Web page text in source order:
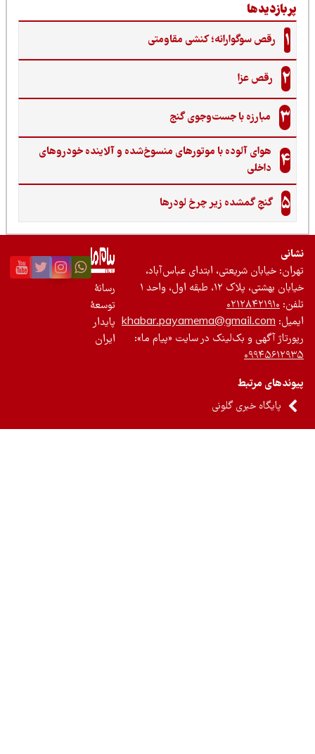
رقص سوگوارانه؛ کنشی مقاومتی
رقص عزا
مبارزه با جست‌وجوی گنج‌
هوای آلوده با موتورهای منسوخ‌شده و آلاینده خودروهای
داخلی
گنجِ گمشده زیر چرخ لودرها
خیابان شریعتی، ابتدای عباس‌آباد،
بهشتی، پلاک ۱۲، طبقه اول، واحد ۱
۰۲۱۲۸۴۲۱۹۱۰
khabar.payamema@gmail.com
آگهی و بک‌لینک در سایت «پیام ما»:
مرتبط
پایگاه خبری گلونی
توسعۀ
پایدار
ایران